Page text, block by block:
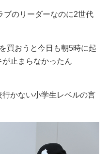
のリーダーなのに2世代
買おうと今日も朝5時に起
止まらなかったん
かない小学生レベルの言